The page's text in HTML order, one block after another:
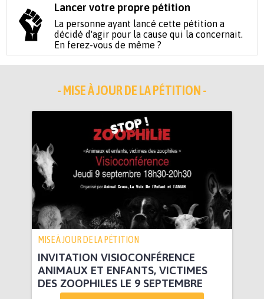
Lancer votre propre pétition
La personne ayant lancé cette pétition a
décidé d'agir pour la cause qui la concernait.
En ferez-vous de même ?
- MISE À JOUR DE LA PÉTITION -
MISE À JOUR DE LA PÉTITION
INVITATION VISIOCONFÉRENCE
ANIMAUX ET ENFANTS, VICTIMES
DES ZOOPHILES LE 9 SEPTEMBRE